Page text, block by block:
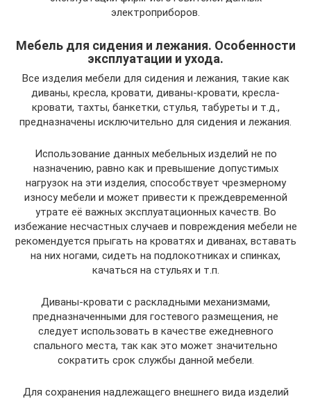
электроприборов.
Мебель для сидения и лежания. Особенности
эксплуатации и ухода.
Все изделия мебели для сидения и лежания, такие как
диваны, кресла, кровати, диваны-кровати, кресла-
кровати, тахты, банкетки, стулья, табуреты и т.д.,
предназначены исключительно для сидения и лежания.
Использование данных мебельных изделий не по
назначению, равно как и превышение допустимых
нагрузок на эти изделия, способствует чрезмерному
износу мебели и может привести к преждевременной
утрате её важных эксплуатационных качеств. Во
избежание несчастных случаев и повреждения мебели не
рекомендуется прыгать на кроватях и диванах, вставать
на них ногами, сидеть на подлокотниках и спинках,
качаться на стульях и т.п.
Диваны-кровати с раскладными механизмами,
предназначенными для гостевого размещения, не
следует использовать в качестве ежедневного
спального места, так как это может значительно
сократить срок службы данной мебели.
Для сохранения надлежащего внешнего вида изделий